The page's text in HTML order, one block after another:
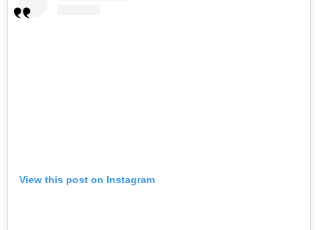
View this post on Instagram